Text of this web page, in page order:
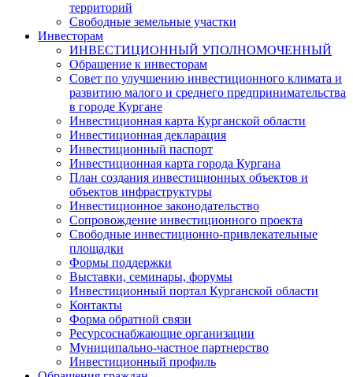
территорий
Свободные земельные участки
Инвесторам
ИНВЕСТИЦИОННЫЙ УПОЛНОМОЧЕННЫЙ
Обращение к инвесторам
Совет по улучшению инвестиционного климата и
развитию малого и среднего предпринимательства
в городе Кургане
Инвестиционная карта Курганской области
Инвестиционная декларация
Инвестиционный паспорт
Инвестиционная карта города Кургана
План создания инвестиционных объектов и
объектов инфраструктуры
Инвестиционное законодательство
Сопровождение инвестиционного проекта
Свободные инвестиционно-привлекательные
площадки
Формы поддержки
Выставки, семинары, форумы
Инвестиционный портал Курганской области
Контакты
Форма обратной связи
Ресурсоснабжающие организации
Муниципально-частное партнерство
Инвестиционный профиль